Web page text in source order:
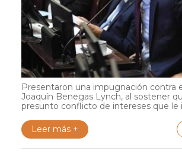
Presentaron una impugnación contra
Joaquín Benegas Lynch, al sostener
presunto conflicto de intereses que le
Leer más +